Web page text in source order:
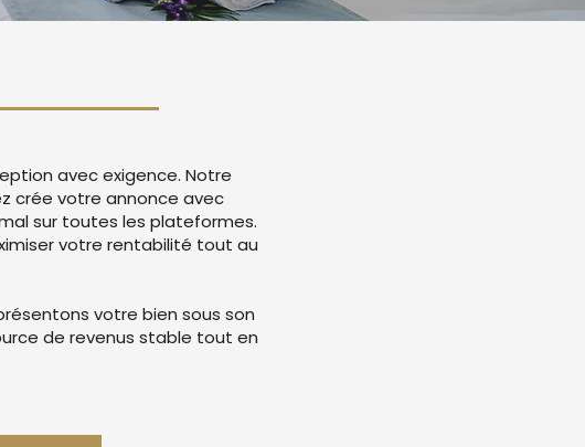
avec exigence. Notre
crée votre annonce avec
sur toutes les plateformes.
votre rentabilité tout au
votre bien sous son
de revenus stable tout en